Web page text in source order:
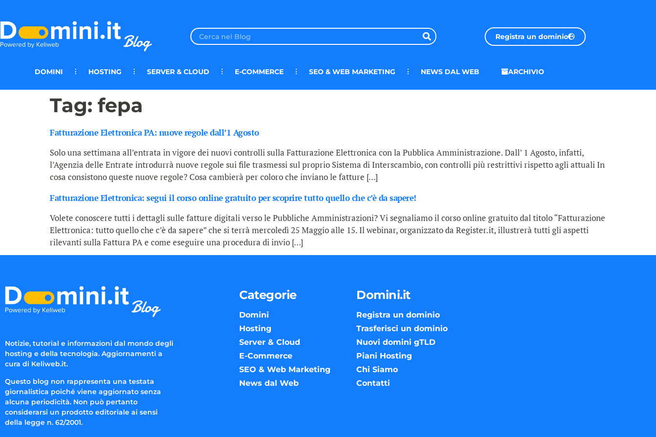
Registra un dominio
DOMINI HOSTING SERVER & CLOUD E-COMMERCE SEO & WEB MARKETING NEWS DAL WEB ARCHIVIO
Tag: fepa
Fatturazione Elettronica PA: nuove regole dall’1 Agosto
Solo una settimana all’entrata in vigore dei nuovi controlli sulla Fatturazione Elettronica con la Pubblica Amministrazione. Dall’ 1 Agosto, infatti,
l’Agenzia delle Entrate introdurrà nuove regole sui file trasmessi sul proprio Sistema di Interscambio, con controlli più restrittivi rispetto agli attuali In
cosa consistono queste nuove regole? Cosa cambierà per coloro che inviano le fatture […]
Fatturazione Elettronica: segui il corso online gratuito per scoprire tutto quello che c’è da sapere!
Volete conoscere tutti i dettagli sulle fatture digitali verso le Pubbliche Amministrazioni? Vi segnaliamo il corso online gratuito dal titolo “Fatturazione
Elettronica: tutto quello che c’è da sapere” che si terrà mercoledì 25 Maggio alle 15. Il webinar, organizzato da Register.it, illustrerà tutti gli aspetti
rilevanti sulla Fattura PA e come eseguire una procedura di invio […]
Notizie, tutorial e informazioni dal mondo degli
hosting e della tecnologia. Aggiornamenti a
cura di Keliweb.it.
Questo blog non rappresenta una testata
giornalistica poiché viene aggiornato senza
alcuna periodicità. Non può pertanto
considerarsi un prodotto editoriale ai sensi
della legge n. 62/2001.
Categorie
Domini
Hosting
Server & Cloud
E-Commerce
SEO & Web Marketing
News dal Web
Domini.it
Registra un dominio
Trasferisci un dominio
Nuovi domini gTLD
Piani Hosting
Chi Siamo
Contatti